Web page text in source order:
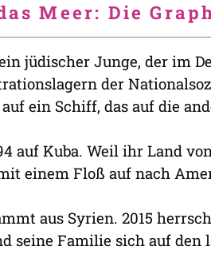
Meer: Die
jüdischer Junge, der im
der
ein Schiff, das auf die
auf Kuba. Weil ihr Land
einem Floß auf nach
aus Syrien. 2015
seine Familie sich auf den